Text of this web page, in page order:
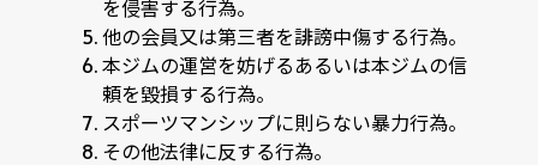
を侵害する行為。
他の会員又は第三者を誹謗中傷する行為。
本ジムの運営を妨げるあるいは本ジムの信
頼を毀損する行為。
スポーツマンシップに則らない暴力行為。
その他法律に反する行為。